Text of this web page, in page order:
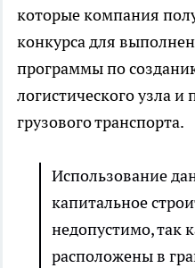
которые компания
конкурса для
программы по
логистического узла
грузового транспорта.
Использование
капитальное
недопустимо, так
расположены в